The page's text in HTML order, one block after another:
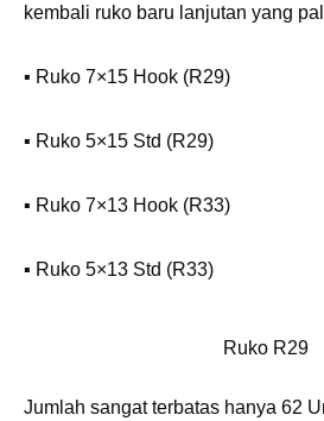
kembali ruko baru lanjutan yang
▪️ Ruko 7×15 Hook (R29)
▪️ Ruko 5×15 Std (R29)
▪️ Ruko 7×13 Hook (R33)
▪️ Ruko 5×13 Std (R33)
Ruko R29
Jumlah sangat terbatas hanya 62